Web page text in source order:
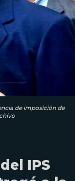
de imposición de
IPS